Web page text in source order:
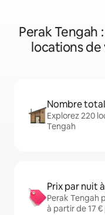
Perak Tengah
locations de
Nombre
Explorez 220
Tengah
Prix par nuit
Perak Tengah
à partir de 17